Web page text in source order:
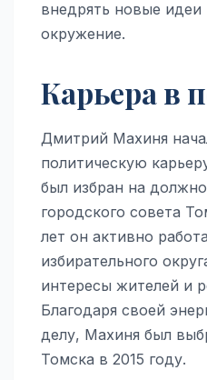
внедрять новые идеи
окружение.
Карьера в
Дмитрий Махиня
политическую
был избран на
городского совета
лет он активно
избирательного
интересы жителей и
Благодаря своей
делу, Махиня был
Томска в 2015 году.